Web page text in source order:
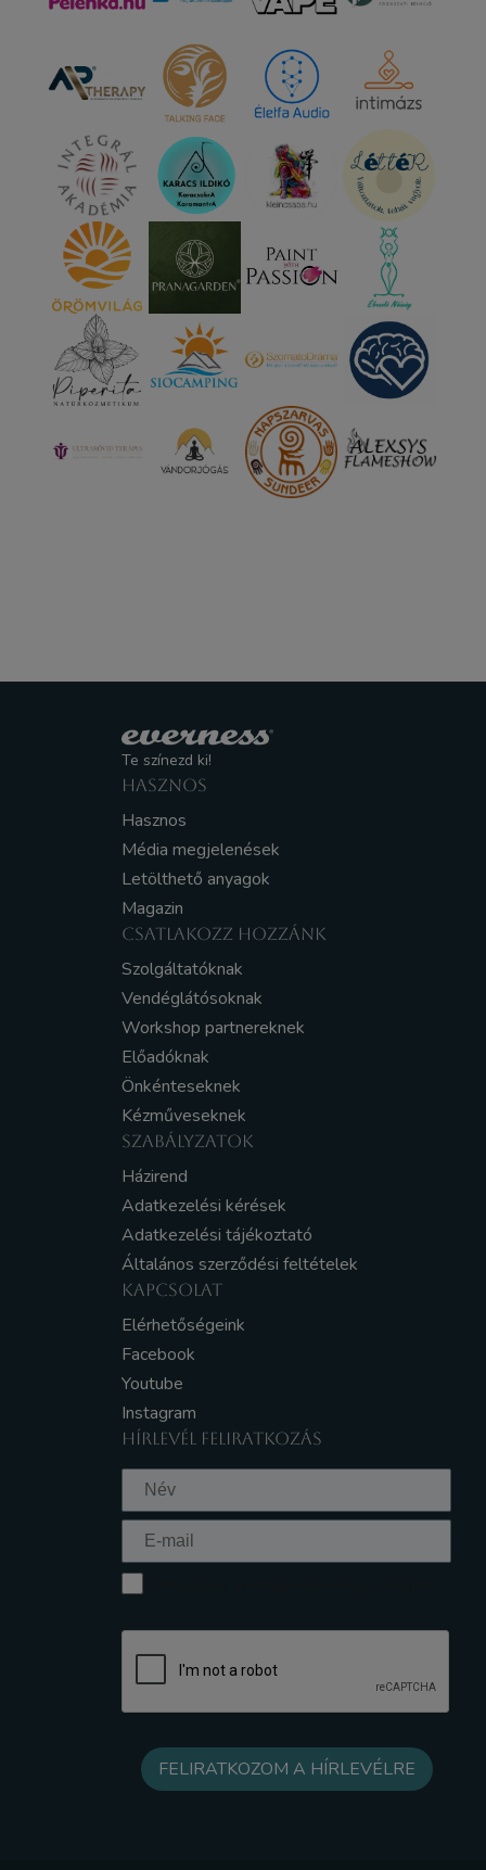
Te színezd ki!
HASZNOS
Hasznos
Média megjelenések
Letölthető anyagok
Magazin
CSATLAKOZZ HOZZÁNK
Szolgáltatóknak
Vendéglátósoknak
Workshop partnereknek
Előadóknak
Önkénteseknek
Kézműveseknek
SZABÁLYZATOK
Házirend
Adatkezelési kérések
Adatkezelési tájékoztató
Általános szerződési feltételek
KAPCSOLAT
Elérhetőségeink
Facebook
Youtube
Instagram
HÍRLEVÉL FELIRATKOZÁS